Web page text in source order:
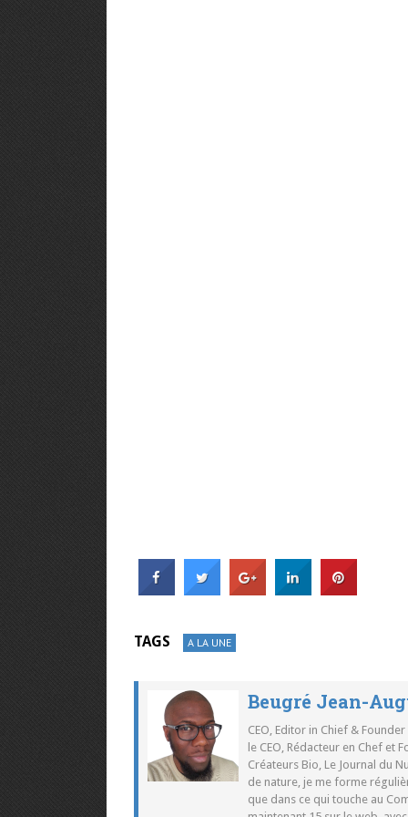
TAGS A LA UNE
Beugré Jean-
CEO, Editor in Chief &
le CEO, Rédacteur en Chef et
Créateurs Bio, Le Journal du
de nature, je me forme
que dans ce qui touche au